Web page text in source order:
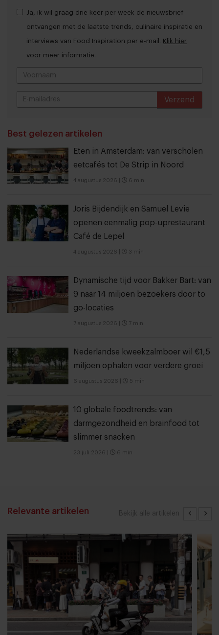
Ja, ik wil graag drie keer per week de nieuwsbrief
ontvangen met de laatste trends, culinaire inspiratie en
interviews van Food Inspiration per e-mail. Klik hier
voor meer informatie.
Verzend
Best gelezen artikelen
Eten in Amsterdam: van verscholen
eetcafés tot De Strip in Noord
4 augustus 2026 6 min
Joris Bijdendijk en Samuel Levie
openen eenmalig pop-uprestaurant
Café de Lepel
4 augustus 2026 3 min
Dynamische tijd voor Bakker Bart: van
9 naar 14 miljoen bezoekers door to
go-locaties
7 augustus 2026 7 min
Nederlandse kweekzalmboer wil €1,5
miljoen ophalen voor verdere groei
6 augustus 2026 5 min
10 globale foodtrends: van
darmgezondheid en brainfood tot
slimmer snacken
23 juli 2026 6 min
Bekijk alle artikelen
Relevante artikelen